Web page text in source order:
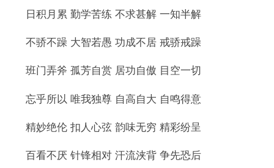
日积月累 勤学苦练 不求甚解 一知半解
不骄不躁 大智若愚 功成不居 戒骄戒躁
班门弄斧 孤芳自赏 居功自傲 目空一切
忘乎所以 唯我独尊 自高自大 自鸣得意
精妙绝伦 扣人心弦 韵味无穷 精彩纷呈
百看不厌 针锋相对 汗流浃背 争先恐后